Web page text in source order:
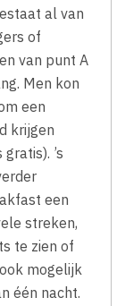
al van
of
van punt A
Men kon
een
krijgen
’s
een
streken,
te zien of
mogelijk
één nacht.